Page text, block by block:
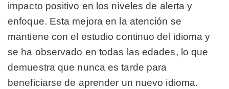
impacto positivo en los niveles de alerta y
enfoque. Esta mejora en la atención se
mantiene con el estudio continuo del idioma y
se ha observado en todas las edades, lo que
demuestra que nunca es tarde para
beneficiarse de aprender un nuevo idioma​​.